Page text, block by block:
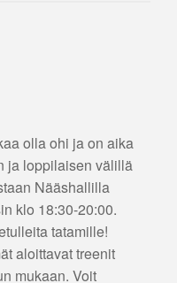
olla ohi ja on aika
ja loppilaisen välillä
Nääshallilla
klo 18:30-20:00.
tatamille!
aloittavat treenit
mukaan. Voit